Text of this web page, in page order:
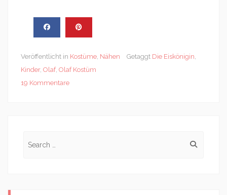
Veröffentlicht in Kostüme, Nähen Getaggt Die Eiskönigin,
Kinder, Olaf, Olaf Kostüm
19 Kommentare